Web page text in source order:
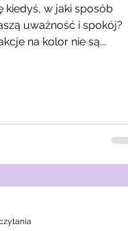
kiedyś, w jaki sposób
uważność i spokój?
na kolor nie są...